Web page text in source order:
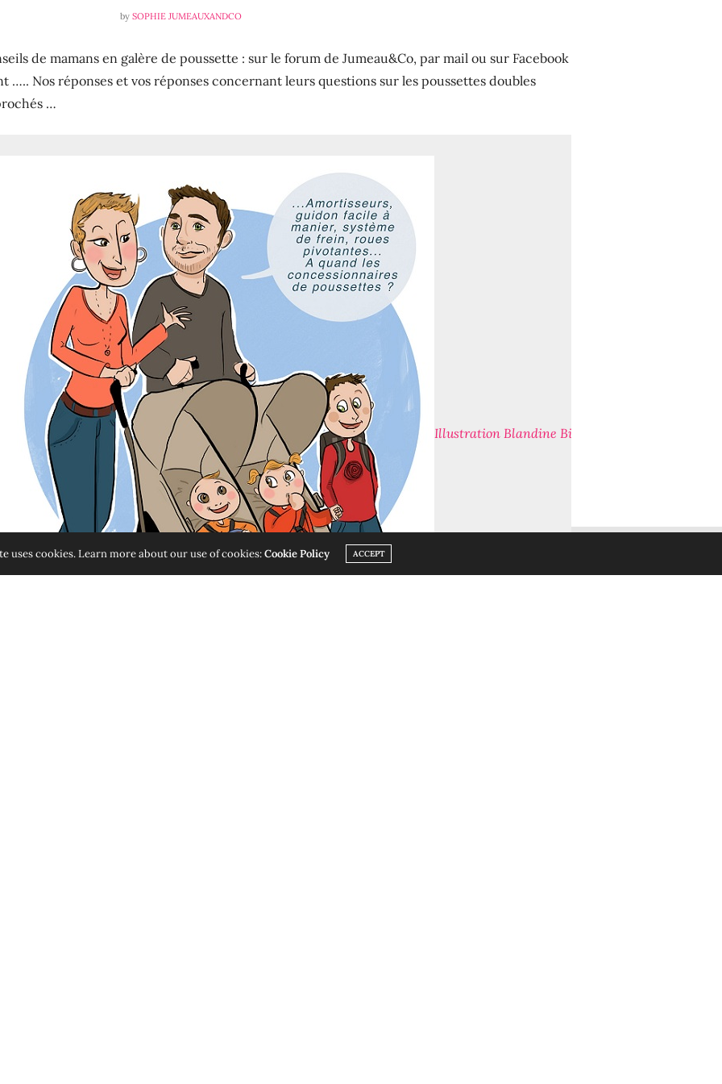
by SOPHIE JUMEAUXANDCO
de mamans en galère de poussette : sur le forum de Jumeau&Co, par mail ou sur Facebook
….. Nos réponses et vos réponses concernant leurs questions sur les poussettes doubles
…
Illustration Blandine Billot
uses cookies. Learn more about our use of cookies:Cookie Policy ACCEPT